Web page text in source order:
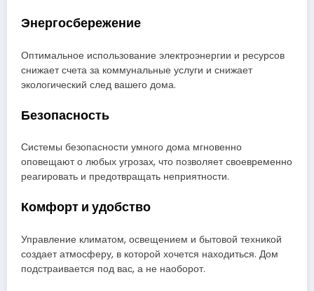
Энергосбережение
Оптимальное использование электроэнергии и ресурсов
снижает счета за коммунальные услуги и снижает
экологический след вашего дома.
Безопасность
Системы безопасности умного дома мгновенно
оповещают о любых угрозах, что позволяет своевременно
реагировать и предотвращать неприятности.
Комфорт и удобство
Управление климатом, освещением и бытовой техникой
создает атмосферу, в которой хочется находиться. Дом
подстраивается под вас, а не наоборот.